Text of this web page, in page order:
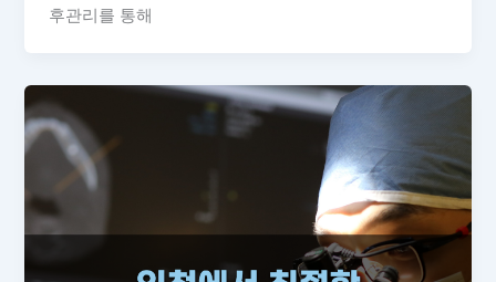
후관리를 통해